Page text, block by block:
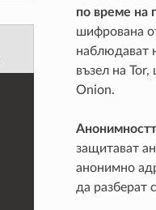
по време на
шифрована
наблюдават
възел на
Onion.
защитават
анонимно
да разберат